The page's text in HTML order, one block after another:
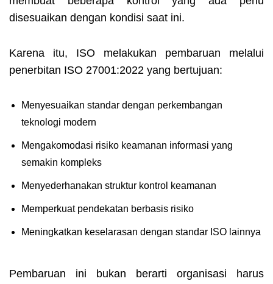
disesuaikan dengan kondisi saat ini.
Karena itu, ISO melakukan pembaruan melalui
penerbitan ISO 27001:2022 yang bertujuan:
Menyesuaikan standar dengan perkembangan
teknologi modern
Mengakomodasi risiko keamanan informasi yang
semakin kompleks
Menyederhanakan struktur kontrol keamanan
Memperkuat pendekatan berbasis risiko
Meningkatkan keselarasan dengan standar ISO lainnya
Pembaruan ini bukan berarti organisasi harus